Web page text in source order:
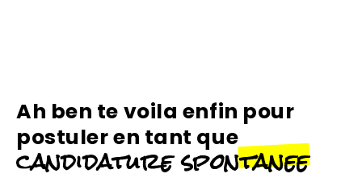
Ah ben te voila enfin pour
postuler en tant que
candidature spontanee